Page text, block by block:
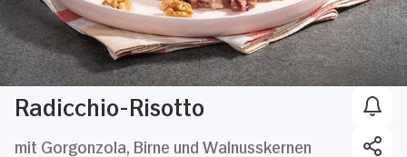
Radicchio-Risotto
mit Gorgonzola, Birne und Walnusskernen